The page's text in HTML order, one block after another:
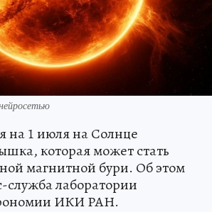
на 1 июля на Солнце
которая может стать
магнитной бури. Об этом
служба лаборатории
ИКИ РАН.